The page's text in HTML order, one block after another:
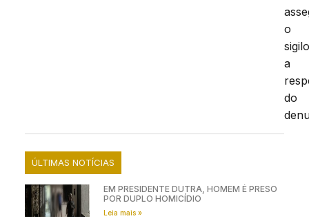
o
a
do
ÚLTIMAS NOTÍCIAS
EM PRESIDENTE DUTRA, HOMEM É PRESO
POR DUPLO HOMICÍDIO
Leia mais »